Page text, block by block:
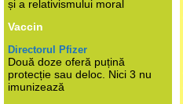
și a relativismului moral
Vaccin
Directorul Pfizer
Două doze oferă puțină
protecție sau deloc. Nici 3 nu
imunizează